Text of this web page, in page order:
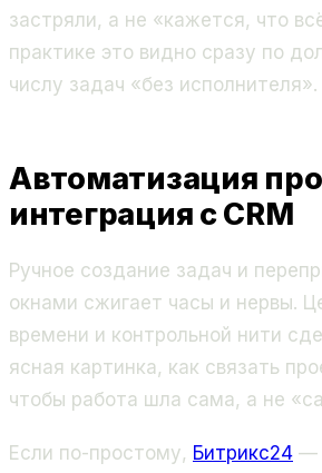
застряли, а не «кажется, что
практике это видно сразу по
числу задач «без исполнителя».
Автоматизация
интеграция с CRM
Ручное создание задач и
окнами сжигает часы и нервы.
времени и контрольной нити
ясная картинка, как связать
чтобы работа шла сама, а не
Если по-простому, Битрикс24 —